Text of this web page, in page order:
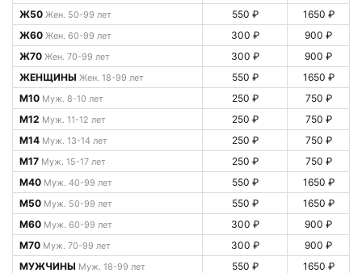
Ж50 Жен. 50-99 лет 550 ₽
1650 ₽
Ж60 Жен. 60-99 лет 300 ₽
900 ₽
Ж70 Жен. 70-99 лет 300 ₽
900 ₽
ЖЕНЩИНЫ Жен. 18-99 лет 550 ₽
1650 ₽
М10 Муж. 8-10 лет 250 ₽
750 ₽
М12 Муж. 11-12 лет 250 ₽
750 ₽
М14 Муж. 13-14 лет 250 ₽
750 ₽
М17 Муж. 15-17 лет 250 ₽
750 ₽
М40 Муж. 40-99 лет 550 ₽
1650 ₽
М50 Муж. 50-99 лет 550 ₽
1650 ₽
М60 Муж. 60-99 лет 300 ₽
900 ₽
М70 Муж. 70-99 лет 300 ₽
900 ₽
МУЖЧИНЫ Муж. 18-99 лет 550 ₽ 1650 ₽